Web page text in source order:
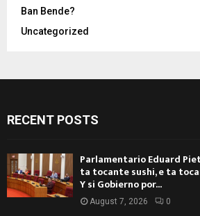
Ban Bende?
Uncategorized
RECENT POSTS
Parlamentario Eduard
ta tocante sushi, e ta
Y si Gobierno por...
August 7, 2026 0